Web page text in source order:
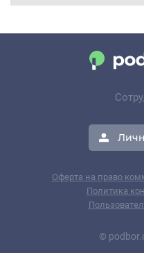
Оферта на право
Политика
©